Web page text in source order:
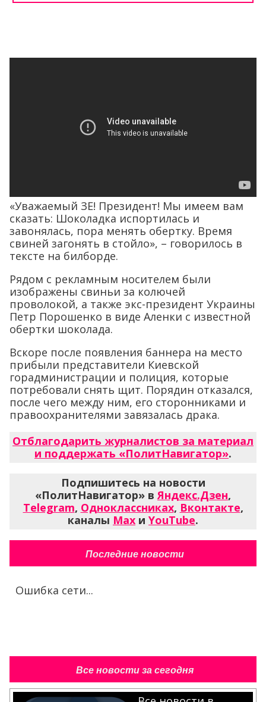
«Уважаемый ЗЕ! Президент! Мы имеем вам
сказать: Шоколадка испортилась и
завонялась, пора менять обертку. Время
свиней загонять в стойло», – говорилось в
тексте на билборде.
Рядом с рекламным носителем были
изображены свиньи за колючей
проволокой, а также экс-президент Украины
Петр Порошенко в виде Аленки с известной
обертки шоколада.
Вскоре после появления баннера на место
прибыли представители Киевской
горадминистрации и полиция, которые
потребовали снять щит. Порядин отказался,
после чего между ним, его сторонниками и
правоохранителями завязалась драка.
Отблагодарить журналистов за материал
и поддержать «ПолитНавигатор».
Подпишитесь на новости
«ПолитНавигатор» в Яндекс.Дзен,
Telegram, Одноклассниках, Вконтакте,
каналы Max и YouTube.
Последние новости
Ошибка сети...
Все новости за сегодня